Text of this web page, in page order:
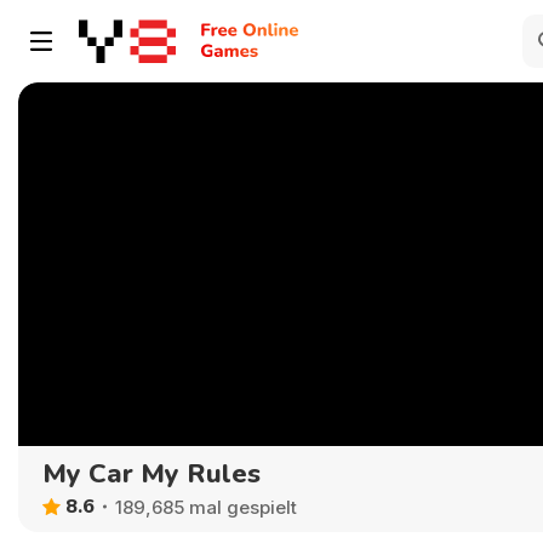
My Car My Rules
8.6 189,685 mal gespielt